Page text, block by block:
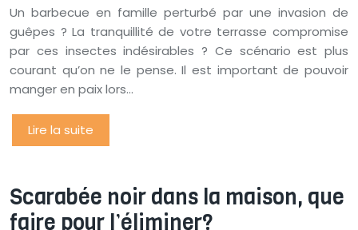
Un barbecue en famille perturbé par une invasion de
guêpes ? La tranquillité de votre terrasse compromise
par ces insectes indésirables ? Ce scénario est plus
courant qu’on ne le pense. Il est important de pouvoir
manger en paix lors…
Lire la suite
Scarabée noir dans la maison, que
faire pour l’éliminer?